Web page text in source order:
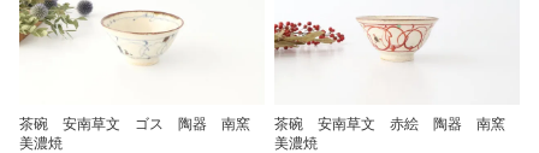
茶碗 安南草文 ゴス 陶器 南窯
美濃焼
茶碗 安南草文 赤絵 陶器 南窯
美濃焼